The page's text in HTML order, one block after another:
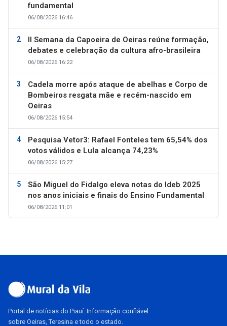
fundamental
06/08/2026 16:46
II Semana da Capoeira de Oeiras reúne formação,
debates e celebração da cultura afro-brasileira
06/08/2026 16:22
Cadela morre após ataque de abelhas e Corpo de
Bombeiros resgata mãe e recém-nascido em
Oeiras
06/08/2026 15:54
Pesquisa Vetor3: Rafael Fonteles tem 65,54% dos
votos válidos e Lula alcança 74,23%
06/08/2026 15:27
São Miguel do Fidalgo eleva notas do Ideb 2025
nos anos iniciais e finais do Ensino Fundamental
06/08/2026 11:01
Portal de notícias do Piauí. Informação confiável
sobre Oeiras, Teresina e todo o estado.